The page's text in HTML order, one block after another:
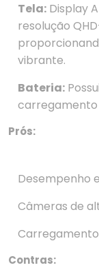
Tela: Display
resolução
vibrante.
Bateria:
carregamento
Prós:
Desempenho
Câmeras de
Contras: